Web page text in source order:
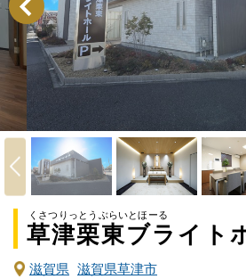
くさつりっとうぶらいとほーる
草津栗東ブライト
滋賀県 滋賀県草津市